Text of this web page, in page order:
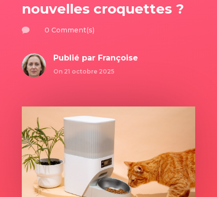
nouvelles croquettes ?
 0 Comment(s)
Publié par Françoise
On 21 octobre 2025